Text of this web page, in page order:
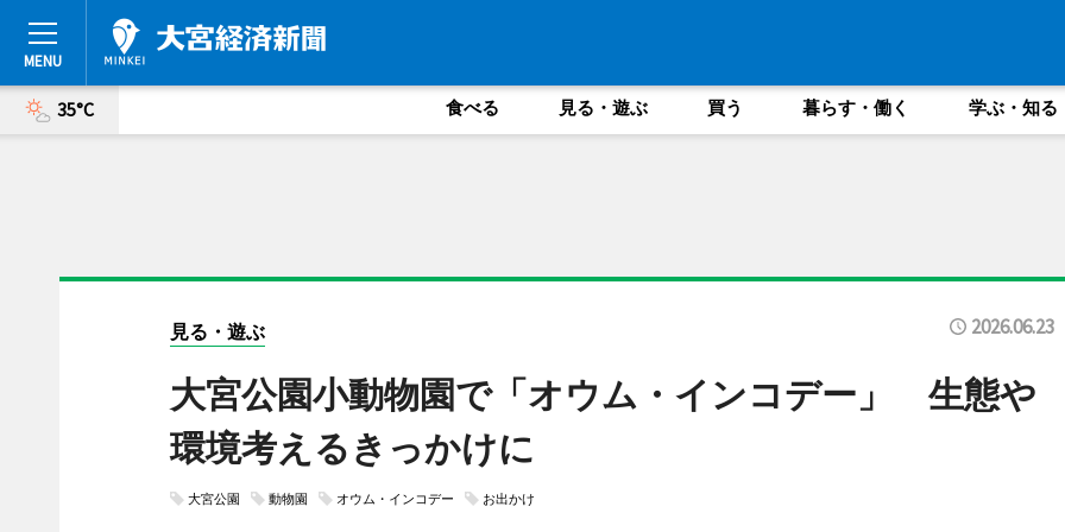
35°C 食べる 見る・遊ぶ 買う 暮らす・働く 学ぶ・知る
見る・遊ぶ 2026.06.23
大宮公園小動物園で「オウム・インコデー」 生態や
環境考えるきっかけに
大宮公園 動物園 オウム・インコデー お出かけ